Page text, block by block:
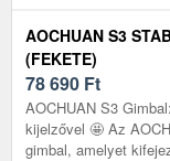
AOCHUAN S3
(FEKETE)
78 690 Ft
AOCHUAN S3
kijelzővel 🤩 Az
gimbal, amelyet